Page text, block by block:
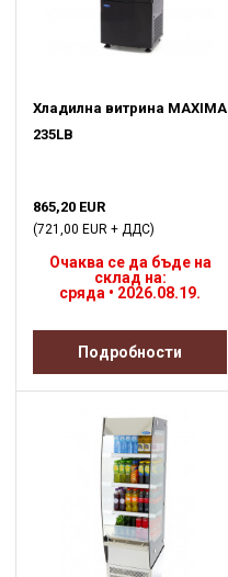
Хладилна витрина MAXIMA
235LB
865,20 EUR
(721,00 EUR + ДДС)
Очаква се да бъде на
склад на:
сряда • 2026.08.19.
Подробности